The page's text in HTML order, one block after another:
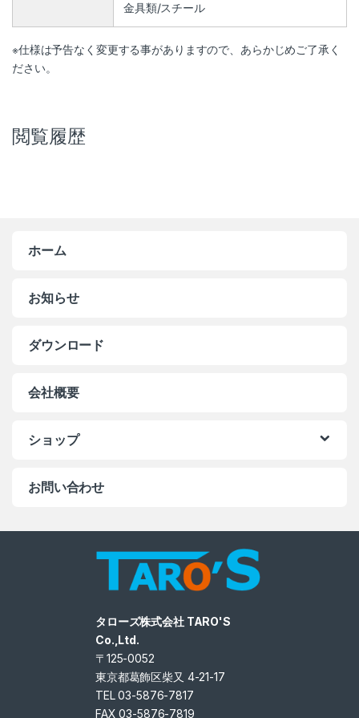
金具類/スチール
※仕様は予告なく変更する事がありますので、あらかじめご了承く
ださい。
閲覧履歴
ホーム
お知らせ
ダウンロード
会社概要
ショップ
お問い合わせ
タローズ株式会社 TARO'S
Co.,Ltd.
〒125-0052
東京都葛飾区柴又 4-21-17
TEL 03-5876-7817
FAX 03-5876-7819